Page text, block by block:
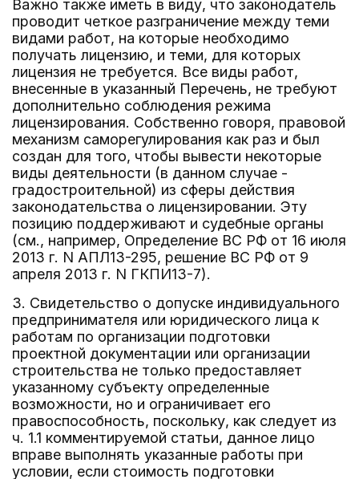
Важно также иметь в виду, что законодатель
проводит четкое разграничение между теми
видами работ, на которые необходимо
получать лицензию, и теми, для которых
лицензия не требуется. Все виды работ,
внесенные в указанный Перечень, не требуют
дополнительно соблюдения режима
лицензирования. Собственно говоря, правовой
механизм саморегулирования как раз и был
создан для того, чтобы вывести некоторые
виды деятельности (в данном случае -
градостроительной) из сферы действия
законодательства о лицензировании. Эту
позицию поддерживают и судебные органы
(см., например, Определение ВС РФ от 16 июля
2013 г. N АПЛ13-295, решение ВС РФ от 9
апреля 2013 г. N ГКПИ13-7).
3. Свидетельство о допуске индивидуального
предпринимателя или юридического лица к
работам по организации подготовки
проектной документации или организации
строительства не только предоставляет
указанному субъекту определенные
возможности, но и ограничивает его
правоспособность, поскольку, как следует из
ч. 1.1 комментируемой статьи, данное лицо
вправе выполнять указанные работы при
условии, если стоимость подготовки